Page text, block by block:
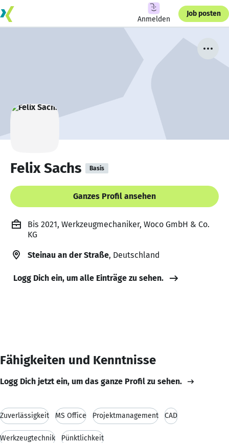
Anmelden
Job posten
Felix Sachs Basis
Ganzes Profil ansehen
Bis 2021, Werkzeugmechaniker, Woco GmbH & Co.
KG
Steinau an der Straße, Deutschland
Logg Dich ein, um alle Einträge zu sehen.
Fähigkeiten und Kenntnisse
Logg Dich jetzt ein, um das ganze Profil zu sehen.
Zuverlässigkeit MS Office Projektmanagement CAD
Werkzeugtechnik Pünktlichkeit